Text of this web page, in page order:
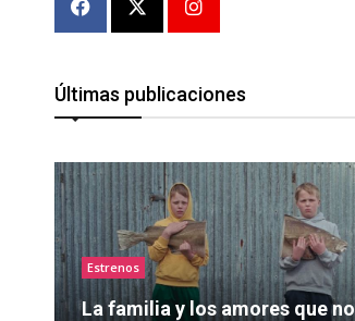
Últimas publicaciones
Estrenos
La familia y los amores que no